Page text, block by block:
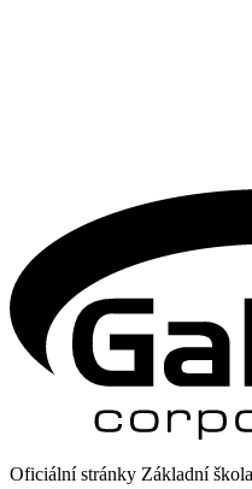
Oficiální stránky Základní